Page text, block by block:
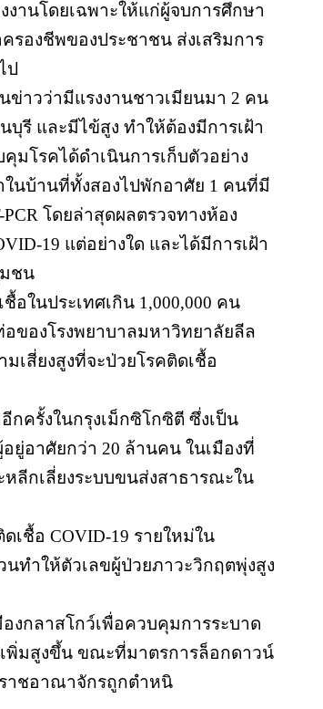
งานโดยเฉพาะให้แก่ผู้จบการศึกษา
รองชีพของประชาชน ส่งเสริมการ
ป
าวว่ามีแรงงานชาวเมียนมา 2 คน
รี และมีไข้สูง ทำให้ต้องมีการเฝ้า
มโรคได้ดำเนินการเก็บตัวอย่าง
ในบ้านที่ทั้งสองไปพักอาศัย 1 คนที่มี
โดยล่าสุดผลตรวจทางห้อง
19 แต่อย่างใด และได้มีการเฝ้า
มชน
อในประเทศเกิน 1,000,000 คน
ของโรงพยาบาลมหาวิทยาลัยลีล
เสี่ยงสูงที่จะป่วยโรคติดเชื้อ
ครั้งในกรุงเม็กซิโกซิตี ซึ่งเป็น
ยู่อาศัยกว่า 20 ล้านคน ในเมืองที่
ลีกเลี่ยงระบบขนส่งสาธารณะใน
เชื้อ COVID-19 รายใหม่ใน
ทำให้ตัวเลขผู้ป่วยภาวะวิกฤตพุ่งสูง
งกลาสโกว์เพื่อควบคุมการระบาด
เพิ่มสูงขึ้น ขณะที่มาตรการล็อกดาวน์
าชอาณาจักรถูกตำหนิ